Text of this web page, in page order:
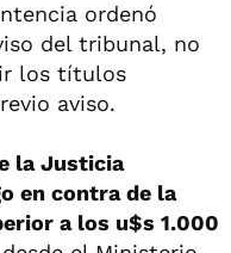
ordenó
del tribunal, no
los títulos
aviso.
la Justicia
en contra de la
a los u$s 1.000